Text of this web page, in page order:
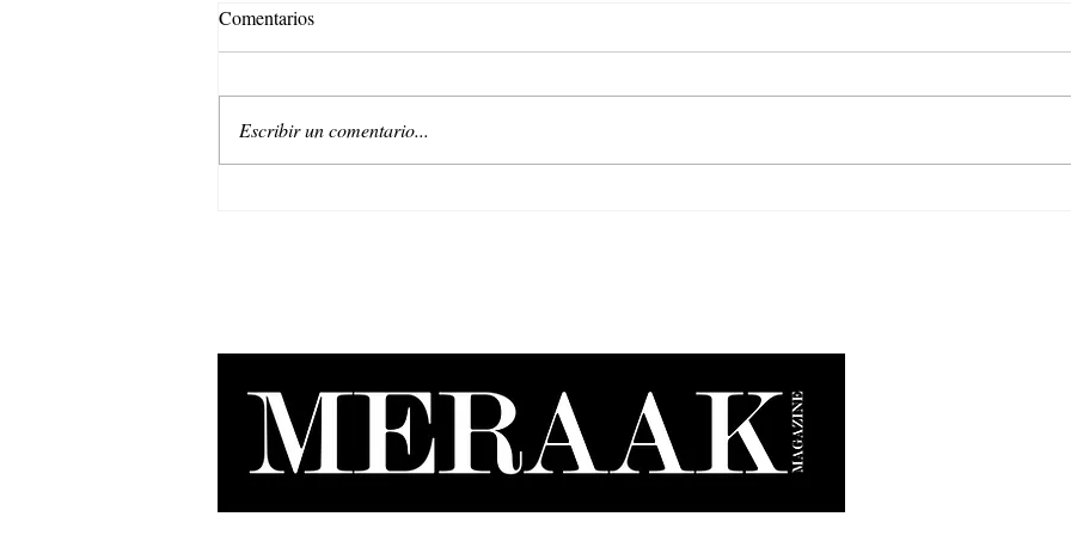
Comentarios
Escribir un comentario...